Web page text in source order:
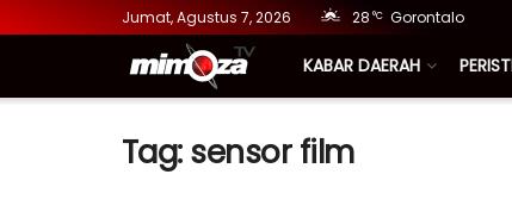
Jumat, Agustus 7, 2026 28 °C Gorontalo
KABAR DAERAH
Tag:sensor film